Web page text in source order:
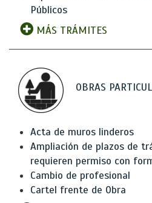
Públicos
MÁS TRÁMITES
OBRAS
Acta de muros linderos
Ampliación de plazos de
requieren permiso con
Cambio de profesional
Cartel frente de Obra